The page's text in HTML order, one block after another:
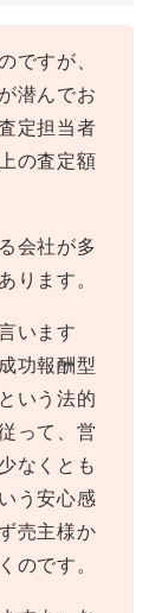
ですが、
潜んでお
定担当者
の査定額
会社が多
ります。
います
功報酬型
いう法的
って、営
なくとも
う安心感
売主様か
のです。